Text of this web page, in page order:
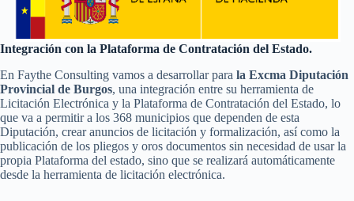
Integración con la Plataforma de Contratación del Estado.
En Faythe Consulting vamos a desarrollar para la Excma Diputación
Provincial de Burgos, una integración entre su herramienta de
Licitación Electrónica y la Plataforma de Contratación del Estado, lo
que va a permitir a los 368 municipios que dependen de esta
Diputación, crear anuncios de licitación y formalización, así como la
publicación de los pliegos y oros documentos sin necesidad de usar la
propia Plataforma del estado, sino que se realizará automáticamente
desde la herramienta de licitación electrónica.